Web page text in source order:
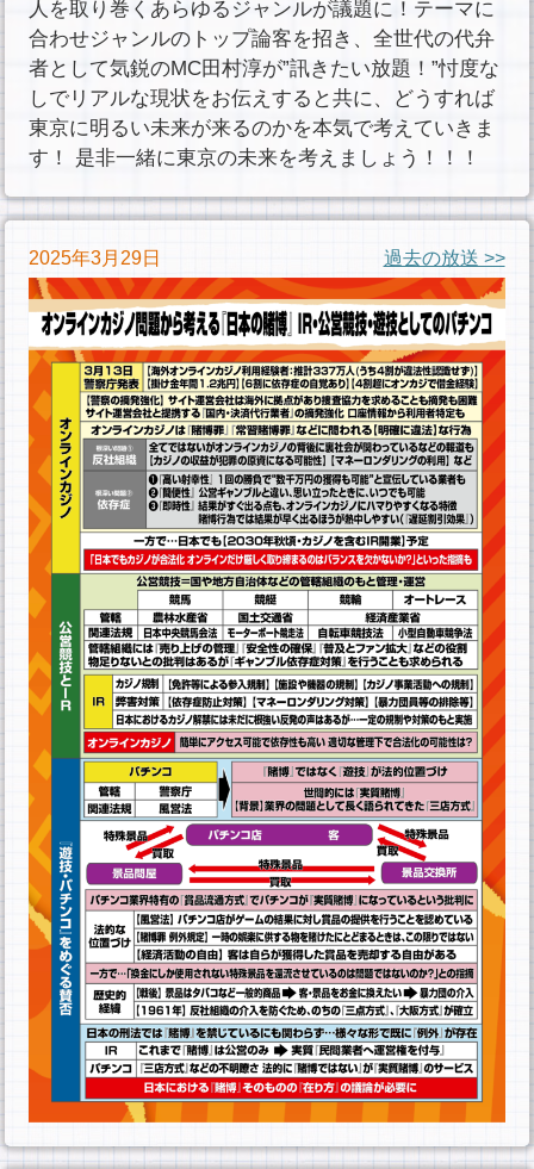
人を取り巻くあらゆるジャンルが議題に！ テーマに
合わせジャンルのトップ論客を招き、全世代の代弁
者として気鋭のMC田村淳が”訊きたい放題！”忖度な
しでリアルな現状をお伝えすると共に、どうすれば
東京に明るい未来が来るのかを本気で考えていきま
す！ 是非一緒に東京の未来を考えましょう！！！
2025年3月29日 過去の放送 >>